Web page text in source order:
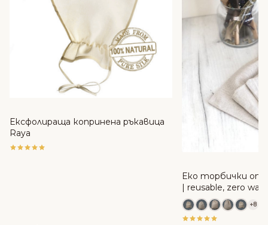
Ексфолираща копринена ръкавица
Raya
Еко торбички от
| reusable, zero
+8